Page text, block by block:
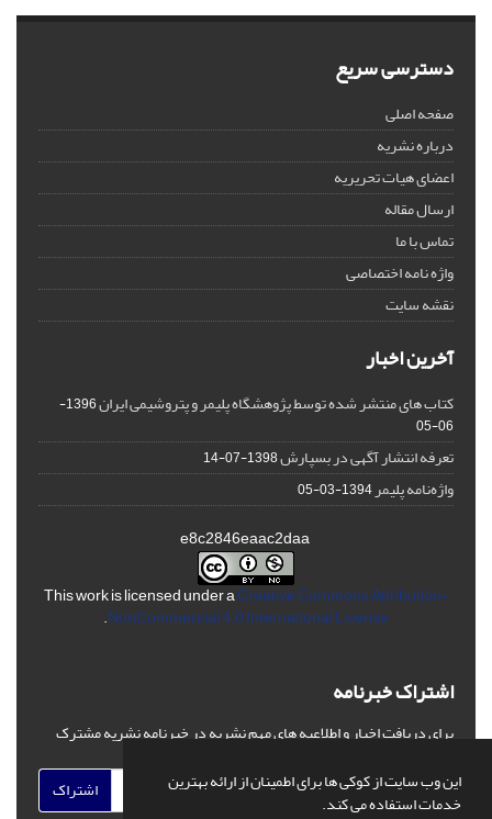
این وب سایت از کوکی ها برای اطمینان از ارائه بهترین
خدمات استفاده می کند.
دسترسی سریع
صفحه اصلی
درباره نشریه
اعضای هیات تحریریه
ارسال مقاله
تماس با ما
واژه نامه اختصاصی
نقشه سایت
آخرین اخبار
کتاب های منتشر شده توسط پژوهشگاه پلیمر و پتروشیمی ایران
1396-
06-05
تعرفه انتشار آگهی در بسپارش1398-07-14
واژه‌نامه پلیمر1394-03-05
This work is licensed under aCreative Commons Attribution-
NonCommercial 4.0 International License
.
اشتراک خبرنامه
برای دریافت اخبار و اطلاعیه های مهم نشریه در خبرنامه نشریه مشترک
اشتراک